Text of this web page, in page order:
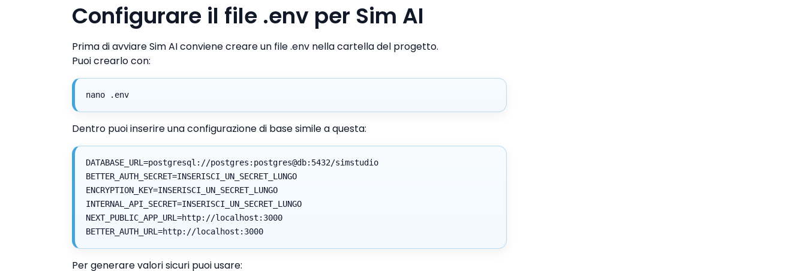
Configurare il file .env per Sim AI
Prima di avviare Sim AI conviene creare un file .env nella cartella del progetto.
Puoi crearlo con:
nano .env
Dentro puoi inserire una configurazione di base simile a questa:
DATABASE_URL=postgresql://postgres:postgres@db:5432/simstudio
BETTER_AUTH_SECRET=INSERISCI_UN_SECRET_LUNGO
ENCRYPTION_KEY=INSERISCI_UN_SECRET_LUNGO
INTERNAL_API_SECRET=INSERISCI_UN_SECRET_LUNGO
NEXT_PUBLIC_APP_URL=http://localhost:3000
BETTER_AUTH_URL=http://localhost:3000
Per generare valori sicuri puoi usare: